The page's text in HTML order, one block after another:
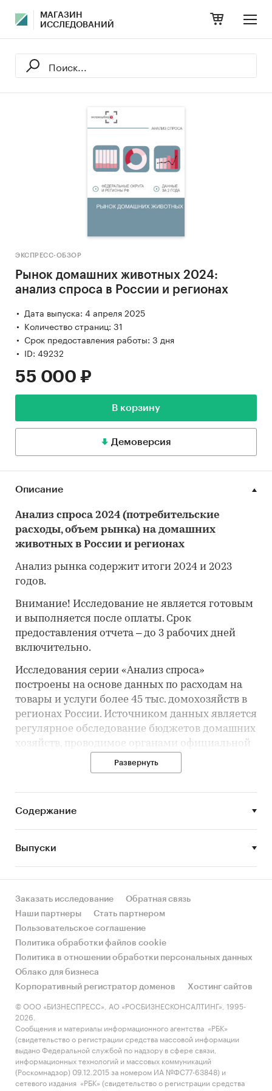
МАГАЗИН
ИССЛЕДОВАНИЙ
ЭКСПРЕСС-ОБЗОР
Рынок домашних животных 2024:
анализ спроса в России и регионах
Дата выпуска: 4 апреля 2025
Количество страниц: 31
Срок предоставления работы: 3 дня
ID: 49232
55 000 ₽
В корзину
Демоверсия
Описание
Анализ спроса 2024 (потребительские
расходы, объем рынка) на домашних
животных в России и регионах
Анализ рынка содержит итоги 2024 и 2023
годов.
Внимание! Исследование не является готовым
и выполняется после оплаты. Срок
предоставления отчета – до 3 рабочих дней
включительно.
Исследования серии «Анализ спроса»
построены на основе данных по расходам на
товары и услуги более 45 тыс. домохозяйств в
регионах России. Источником данных является
регулярное обследование бюджетов домашних
хозяйств, проводимое органами официальной
средневзвешенные показатели спроса на
или услугипо федеральным округам и
субъектам РФ (приведены данные только по
2023 и 2024 гг.), а также общий показатель
спроса в России за 2024 и 2023. Значение спроса
- среднедушевые потребительские расходы на
приобретениетовара или услуг
- объем розничного рынка
регионе в рублях, рассчитанный на основе
численности населения и среднедушевых
расходов.
Приобретая каждый отчет, вы получаете
ответы на следующие вопросы:
Развернуть
Содержание
Выпуски
Заказать исследование
Обратная связь
Наши партнеры
Стать партнером
Пользовательское соглашение
Политика обработки файлов cookie
Политика в отношении обработки персональных данных
Облако для бизнеса
Корпоративный регистратор доменов
Хостинг сайтов
© ООО «БИЗНЕСПРЕСС», АО «РОСБИЗНЕСКОНСАЛТИНГ», 1995-
2026.
Сообщения и материалы информационного агентства «РБК»
(свидетельство о регистрации средства массовой информации
выдано Федеральной службой по надзору в сфере связи,
информационных технологий и массовых коммуникаций
(Роскомнадзор) 09.12.2015 за номером ИА №ФС77-63848) и
сетевого издания «РБК» (свидетельство о регистрации средства